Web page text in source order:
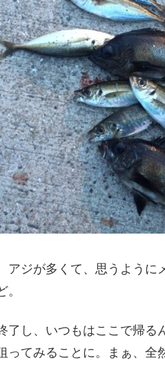
アジが多くて、思うよう
。
了し、いつもはここで帰る
ってみることに。まぁ、全